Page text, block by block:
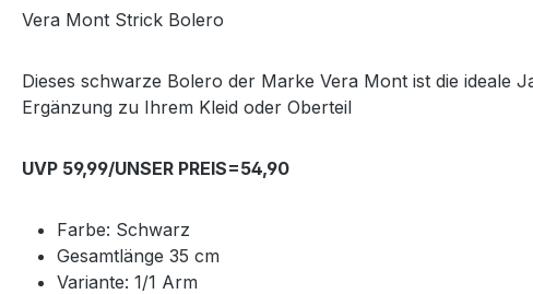
Vera Mont Strick Bolero
Dieses schwarze Bolero der Marke Vera Mont ist die ideale
Ergänzung zu Ihrem Kleid oder Oberteil
UVP 59,99/UNSER PREIS=54,90
Farbe: Schwarz
Gesamtlänge 35 cm
Variante: 1/1 Arm